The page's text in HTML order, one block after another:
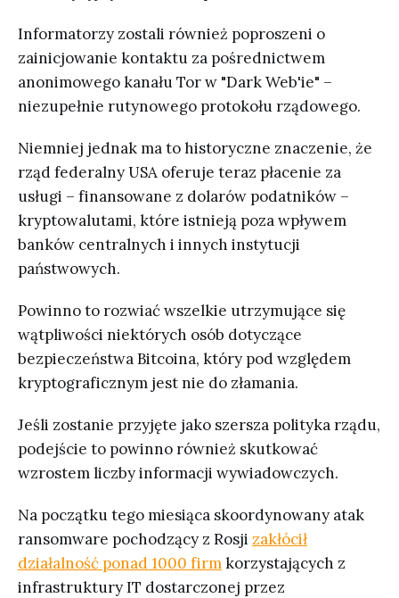
Informatorzy zostali również poproszeni o
zainicjowanie kontaktu za pośrednictwem
anonimowego kanału Tor w "Dark Web'ie" –
niezupełnie rutynowego protokołu rządowego.
Niemniej jednak ma to historyczne znaczenie, że
rząd federalny USA oferuje teraz płacenie za
usługi – finansowane z dolarów podatników –
kryptowalutami, które istnieją poza wpływem
banków centralnych i innych instytucji
państwowych.
Powinno to rozwiać wszelkie utrzymujące się
wątpliwości niektórych osób dotyczące
bezpieczeństwa Bitcoina, który pod względem
kryptograficznym jest nie do złamania.
Jeśli zostanie przyjęte jako szersza polityka rządu,
podejście to powinno również skutkować
wzrostem liczby informacji wywiadowczych.
Na początku tego miesiąca skoordynowany atak
ransomware pochodzący z Rosji zakłócił
działalność ponad 1000 firmkorzystających z
infrastruktury IT dostarczonej przez